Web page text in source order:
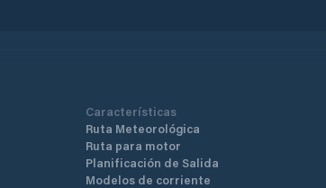
Características
Ruta Meteorológica
Ruta para motor
Planificación de Salida
Modelos de corriente